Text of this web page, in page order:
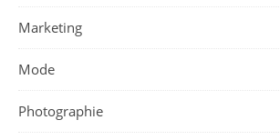
Marketing
Mode
Photographie